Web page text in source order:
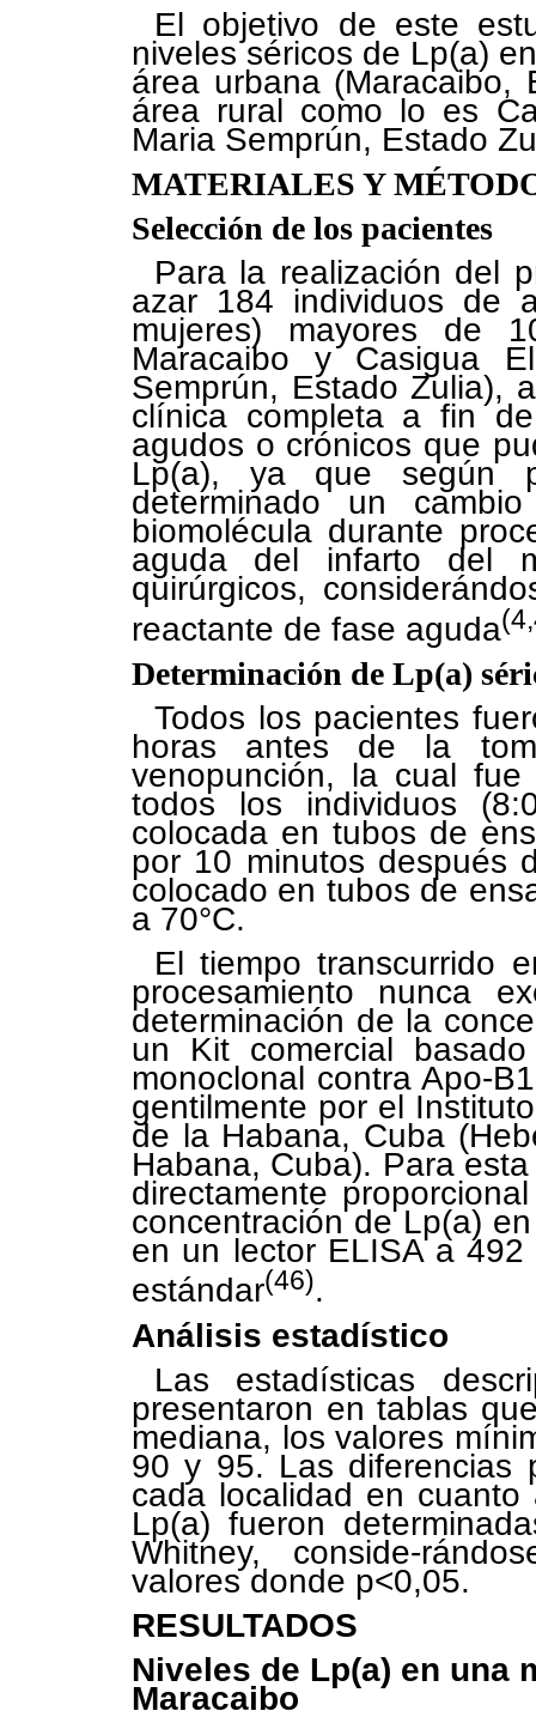
El objetivo de este
niveles séricos de Lp(a)
área urbana (Maracaibo,
área rural como lo es
Maria Semprún, Estado
MATERIALES Y
Selección de los pacientes
Para la realización del
azar 184 individuos de
mujeres) mayores de
Maracaibo y Casigua
Semprún, Estado Zulia),
clínica completa a fin
agudos o crónicos que
Lp(a), ya que según
determinado un
biomolécula durante
aguda del infarto del
quirúrgicos,
reactante de fase aguda
Determinación de Lp(a)
Todos los pacientes
horas antes de la
venopunción, la cual
todos los individuos
colocada en tubos de
por 10 minutos después
colocado en tubos de
a 70°C.
El tiempo transcurrido
procesamiento nunca
determinación de la
un Kit comercial
monoclonal contra Apo-
gentilmente por el
de la Habana, Cuba
Habana, Cuba). Para
directamente
concentración de Lp(a)
en un lector ELISA a
estándar(46).
Análisis estadístico
Las estadísticas
presentaron en tablas
mediana, los valores
90 y 95. Las diferencias
cada localidad en
Lp(a) fueron
Whitney, conside-
valores donde p<0,05.
RESULTADOS
Niveles de Lp(a) en una
Maracaibo